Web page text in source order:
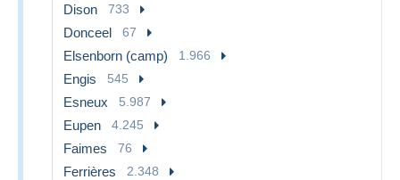
Dison 733
Donceel 67
Elsenborn (camp) 1.966
Engis 545
Esneux 5.987
Eupen 4.245
Faimes 76
Ferrières 2.348